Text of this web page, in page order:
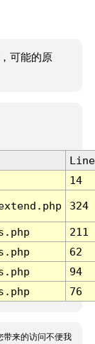
可能的原
Line
14
324
211
62
94
76
带来的访问不便我